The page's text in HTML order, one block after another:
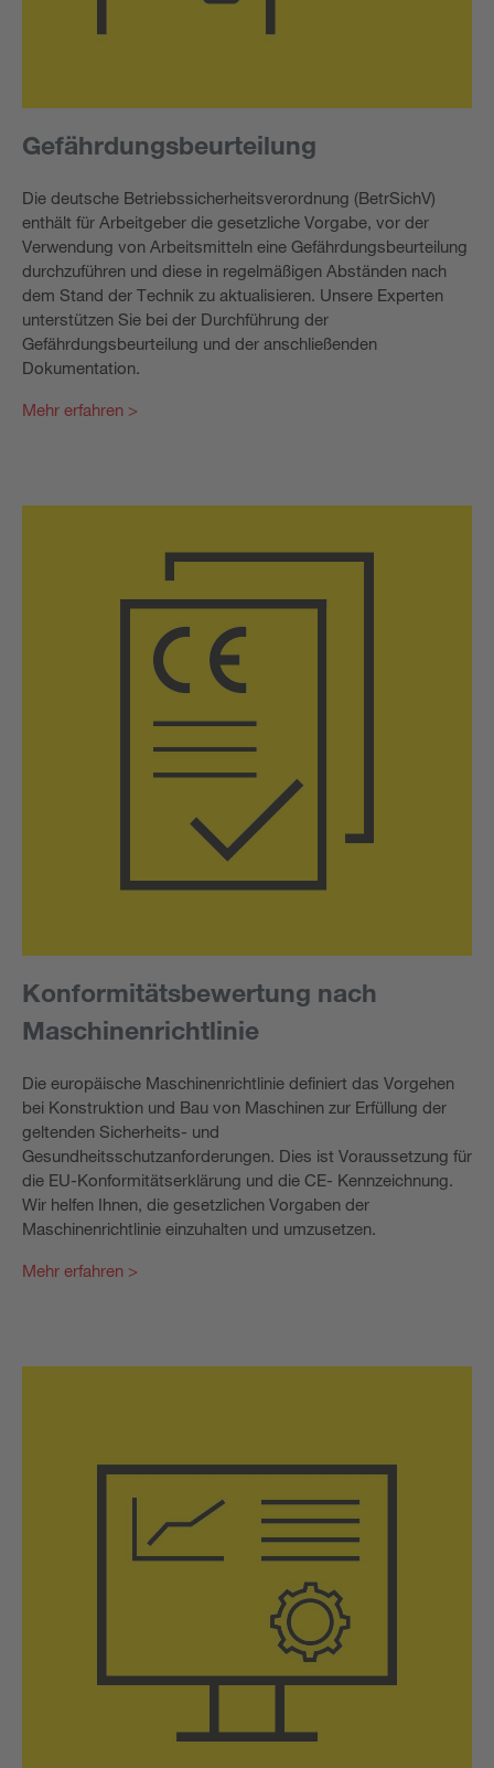
Gefährdungsbeurteilung
Die deutsche Betriebssicherheitsverordnung (BetrSichV)
enthält für Arbeitgeber die gesetzliche Vorgabe, vor der
Verwendung von Arbeitsmitteln eine Gefährdungsbeurteilung
durchzuführen und diese in regelmäßigen Abständen nach
dem Stand der Technik zu aktualisieren. Unsere Experten
unterstützen Sie bei der Durchführung der
Gefährdungsbeurteilung und der anschließenden
Dokumentation.
Mehr erfahren >
Konformitätsbewertung nach
Maschinenrichtlinie
Die europäische Maschinenrichtlinie definiert das Vorgehen
bei Konstruktion und Bau von Maschinen zur Erfüllung der
geltenden Sicherheits- und
Gesundheitsschutzanforderungen. Dies ist Voraussetzung für
die EU-Konformitätserklärung und die CE- Kennzeichnung.
Wir helfen Ihnen, die gesetzlichen Vorgaben der
Maschinenrichtlinie einzuhalten und umzusetzen.
Mehr erfahren >